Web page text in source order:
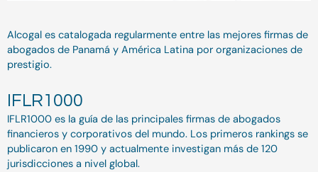
Alcogal es catalogada regularmente entre las mejores firmas de
abogados de Panamá y América Latina por organizaciones de
prestigio.
IFLR1000
IFLR1000 es la guía de las principales firmas de abogados
financieros y corporativos del mundo. Los primeros rankings se
publicaron en 1990 y actualmente investigan más de 120
jurisdicciones a nivel global.